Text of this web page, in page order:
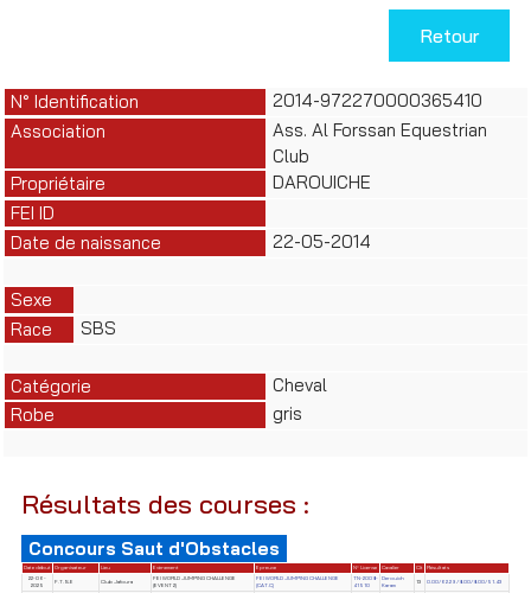
Retour
N° Identification
2014-972270000365410
Association
Ass. Al Forssan Equestrian
Club
Propriétaire
DAROUICHE
FEI ID
Date de naissance
22-05-2014
Sexe
Race
SBS
Catégorie
Cheval
Robe
gris
Résultats des courses :
Concours Saut d'Obstacles
Date début Organisateur Lieu Evènement Epreuve N° License Cavalier Clt
Résultats
22-06-
2025
F.T.S.E Club Jafoura
FEI WORLD JUMPING CHALLENGE
(EVENT 2)
FEI WORLD JUMPING CHALLENGE
(CAT.C)
TN-2008-
41510
Derouich
Karam
13 0.00/62.29/8.00/8.00/51.43